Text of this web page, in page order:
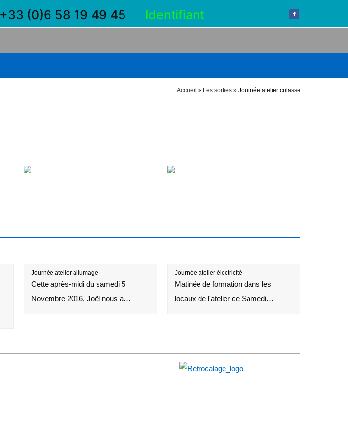
+33 (0)6 58 19 49 45 Identifiant
Accueil » Les sorties » Journée atelier culasse
Journée atelier allumage
Cette après-midi du samedi 5
Novembre 2016, Joël nous a…
Journée atelier électricité
Matinée de formation dans les
locaux de l'atelier ce Samedi…